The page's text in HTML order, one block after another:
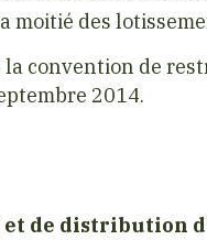
moitié des
la convention de
2014.
de distribution